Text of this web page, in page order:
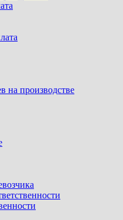
на производстве